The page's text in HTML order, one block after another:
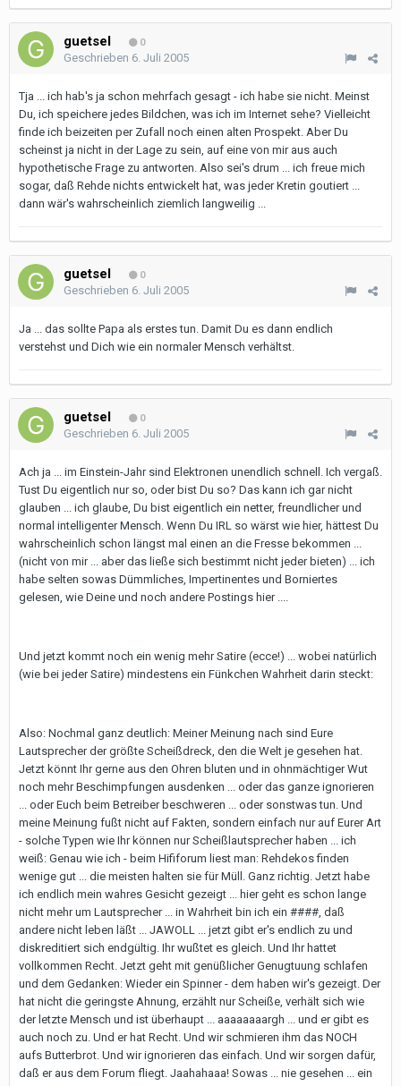
guetsel 0
Geschrieben 6. Juli 2005
Tja ... ich hab's ja schon mehrfach gesagt - ich habe sie nicht. Meinst
Du, ich speichere jedes Bildchen, was ich im Internet sehe? Vielleicht
finde ich beizeiten per Zufall noch einen alten Prospekt. Aber Du
scheinst ja nicht in der Lage zu sein, auf eine von mir aus auch
hypothetische Frage zu antworten. Also sei's drum ... ich freue mich
sogar, daß Rehde nichts entwickelt hat, was jeder Kretin goutiert ...
dann wär's wahrscheinlich ziemlich langweilig ...
guetsel 0
Geschrieben 6. Juli 2005
Ja ... das sollte Papa als erstes tun. Damit Du es dann endlich
verstehst und Dich wie ein normaler Mensch verhältst.
guetsel 0
Geschrieben 6. Juli 2005
Ach ja ... im Einstein-Jahr sind Elektronen unendlich schnell. Ich vergaß.
Tust Du eigentlich nur so, oder bist Du so? Das kann ich gar nicht
glauben ... ich glaube, Du bist eigentlich ein netter, freundlicher und
normal intelligenter Mensch. Wenn Du IRL so wärst wie hier, hättest Du
wahrscheinlich schon längst mal einen an die Fresse bekommen ...
(nicht von mir ... aber das ließe sich bestimmt nicht jeder bieten) ... ich
habe selten sowas Dümmliches, Impertinentes und Borniertes
gelesen, wie Deine und noch andere Postings hier ....
Und jetzt kommt noch ein wenig mehr Satire (ecce!) ... wobei natürlich
(wie bei jeder Satire) mindestens ein Fünkchen Wahrheit darin steckt:
Also: Nochmal ganz deutlich: Meiner Meinung nach sind Eure
Lautsprecher der größte Scheißdreck, den die Welt je gesehen hat.
Jetzt könnt Ihr gerne aus den Ohren bluten und in ohnmächtiger Wut
noch mehr Beschimpfungen ausdenken ... oder das ganze ignorieren
... oder Euch beim Betreiber beschweren ... oder sonstwas tun. Und
meine Meinung fußt nicht auf Fakten, sondern einfach nur auf Eurer Art
- solche Typen wie Ihr können nur Scheißlautsprecher haben ... ich
weiß: Genau wie ich - beim Hififorum liest man: Rehdekos finden
wenige gut ... die meisten halten sie für Müll. Ganz richtig. Jetzt habe
ich endlich mein wahres Gesicht gezeigt ... hier geht es schon lange
nicht mehr um Lautsprecher ... in Wahrheit bin ich ein ####, daß
andere nicht leben läßt ... JAWOLL ... jetzt gibt er's endlich zu und
diskreditiert sich endgültig. Ihr wußtet es gleich. Und Ihr hattet
vollkommen Recht. Jetzt geht mit genüßlicher Genugtuung schlafen
und dem Gedanken: Wieder ein Spinner - dem haben wir's gezeigt. Der
hat nicht die geringste Ahnung, erzählt nur Scheiße, verhält sich wie
der letzte Mensch und ist überhaupt ... aaaaaaaargh ... und er gibt es
auch noch zu. Und er hat Recht. Und wir schmieren ihm das NOCH
aufs Butterbrot. Und wir ignorieren das einfach. Und wir sorgen dafür,
daß er aus dem Forum fliegt. Jaahahaaa! Sowas ... nie gesehen ... ein